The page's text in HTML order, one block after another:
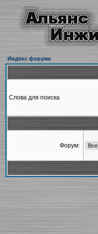
Индекс форума
Слова для поиска
Форум: